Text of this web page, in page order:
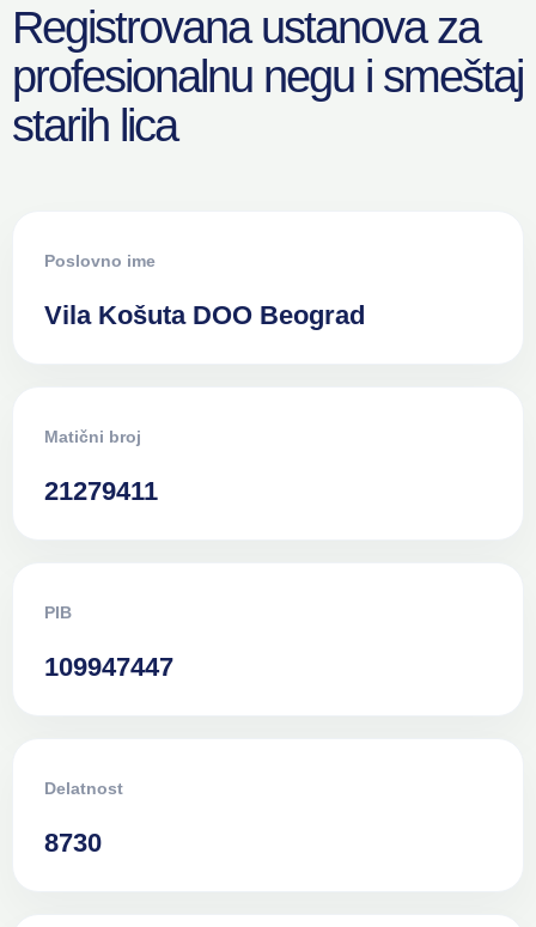
Registrovana ustanova za
profesionalnu negu i smeštaj
starih lica
Poslovno ime
Vila Košuta DOO Beograd
Matični broj
21279411
PIB
109947447
Delatnost
8730